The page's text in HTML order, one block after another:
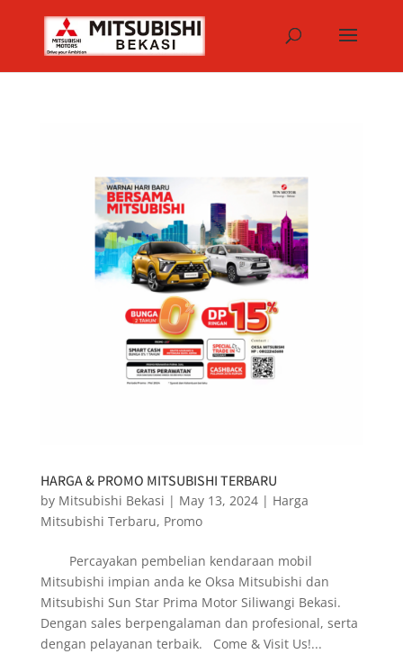
HARGA & PROMO MITSUBISHI TERBARU
by Mitsubishi Bekasi | May 13, 2024| Harga
Mitsubishi Terbaru, Promo
Percayakan pembelian kendaraan mobil
Mitsubishi impian anda ke Oksa Mitsubishi dan
Mitsubishi Sun Star Prima Motor Siliwangi Bekasi.
Dengan sales berpengalaman dan profesional, serta
dengan pelayanan terbaik. Come & Visit Us!...